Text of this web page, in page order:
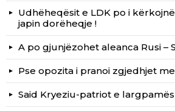
Udhëheqësit e LDK po i
japin dorëheqje !
A po gjunjëzohet aleanca Rusi –
Pse opozita i pranoi zgjedhjet
Said Kryeziu-patriot e largpamës